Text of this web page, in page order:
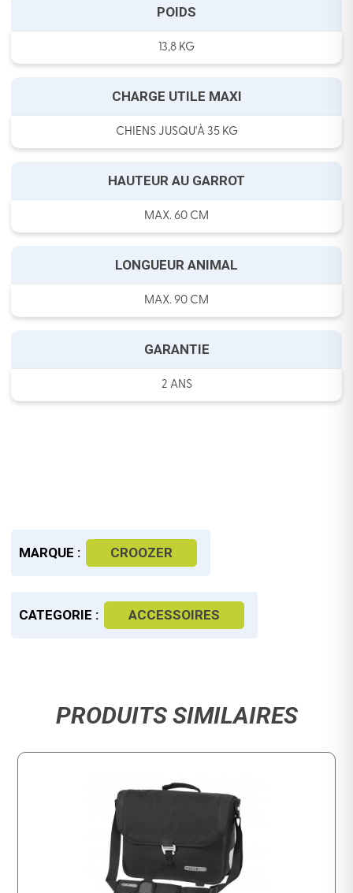
POIDS
13,8 KG
CHARGE UTILE MAXI
CHIENS JUSQU'À 35 KG
HAUTEUR AU GARROT
MAX. 60 CM
LONGUEUR ANIMAL
MAX. 90 CM
GARANTIE
2 ANS
MARQUE : CROOZER
CATEGORIE : ACCESSOIRES
PRODUITS SIMILAIRES